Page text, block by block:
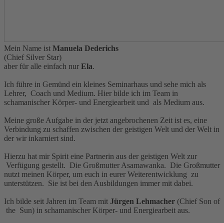
Mein Name ist Manuela Dederichs
(Chief Silver Star)
aber für alle einfach nur Ela.
Ich führe in Gemünd ein kleines Seminarhaus und sehe mich als
Lehrer, Coach und Medium. Hier bilde ich im Team in
schamanischer Körper- und Energiearbeit und als Medium aus.
Meine große Aufgabe in der jetzt angebrochenen Zeit ist es, eine
Verbindung zu schaffen zwischen der geistigen Welt und der Welt in
der wir inkarniert sind.
Hierzu hat mir Spirit eine Partnerin aus der geistigen Welt zur
Verfügung gestellt. Die Großmutter Asamawanka. Die Großmutter
nutzt meinen Körper, um euch in eurer Weiterentwicklung zu
unterstützen. Sie ist bei den Ausbildungen immer mit dabei.
Ich bilde seit Jahren im Team mit Jürgen Lehmacher (Chief Son of
the Sun) in schamanischer Körper- und Energiearbeit aus.